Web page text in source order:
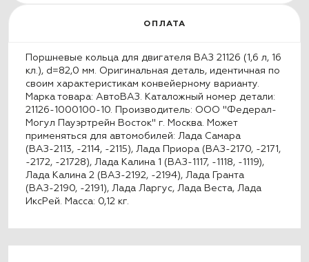
ОПЛАТА
Поршневые кольца для двигателя ВАЗ 21126 (1,6 л, 16
кл.), d=82,0 мм. Оригинальная деталь, идентичная по
своим характеристикам конвейерному варианту.
Марка товара: АвтоВАЗ. Каталожный номер детали:
21126-1000100-10. Производитель: ООО "Федерал-
Могул Пауэртрейн Восток" г. Москва. Может
применяться для автомобилей: Лада Самара
(ВАЗ-2113, -2114, -2115), Лада Приора (ВАЗ-2170, -2171,
-2172, -21728), Лада Калина 1 (ВАЗ-1117, -1118, -1119),
Лада Калина 2 (ВАЗ-2192, -2194), Лада Гранта
(ВАЗ-2190, -2191), Лада Ларгус, Лада Веста, Лада
ИксРей. Масса: 0,12 кг.